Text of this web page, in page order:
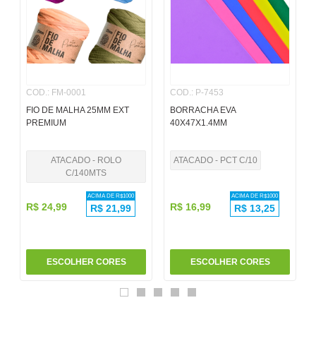
COD.: FM-0001
FIO DE MALHA 25MM EXT
PREMIUM
ATACADO - ROLO
C/140MTS
R$ 24,99
ACIMA DE R$1000
R$ 21,99
ESCOLHER CORES
COD.: P-7453
BORRACHA EVA
40X47X1.4MM
ATACADO - PCT C/10
R$ 16,99
ACIMA DE R$1000
R$ 13,25
ESCOLHER CORES
pincel
º papel
º barbante
10º havaianas